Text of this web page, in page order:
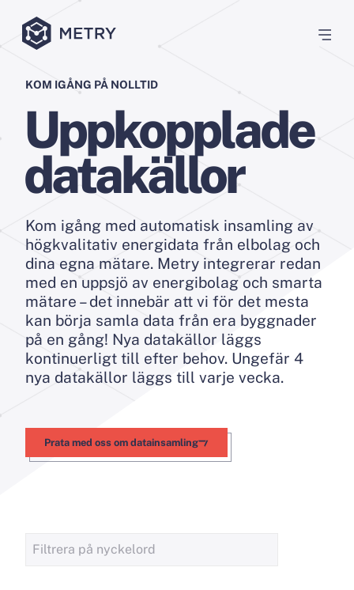
KOM IGÅNG PÅ NOLLTID
Uppkopplade
datakällor
Kom igång med automatisk insamling av
högkvalitativ energidata från elbolag och
dina egna mätare. Metry integrerar redan
med en uppsjö av energibolag och smarta
mätare – det innebär att vi för det mesta
kan börja samla data från era byggnader
på en gång! Nya datakällor läggs
kontinuerligt till efter behov. Ungefär 4
nya datakällor läggs till varje vecka.
Prata med oss om datainsamling